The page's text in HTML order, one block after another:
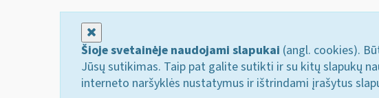
Šioje svetainėje naudojami slapukai (angl. cookies).
Jūsų sutikimas. Taip pat galite sutikti ir su kitų slapukų
interneto naršyklės nustatymus ir ištrindami įrašytus